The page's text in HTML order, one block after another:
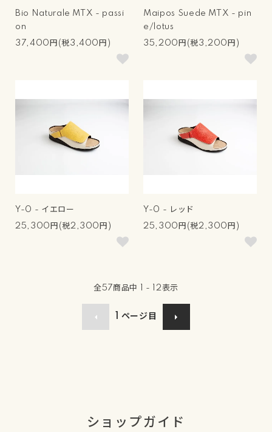
Bio Naturale MTX - passi
on
37,400円(税3,400円)
Maipos Suede MTX - pin
e/lotus
35,200円(税3,200円)
Y-0 - イエロー
25,300円(税2,300円)
Y-0 - レッド
25,300円(税2,300円)
全57 商品中 1 - 12表示
ページ目
ショップガイド